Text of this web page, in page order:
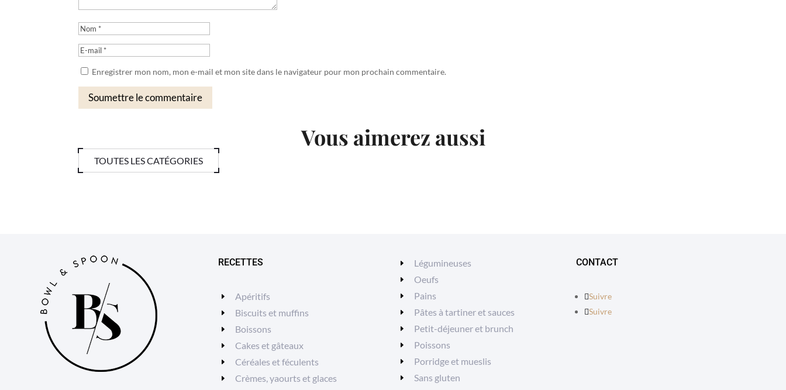
Enregistrer mon nom, mon e-mail et mon site dans le navigateur pour mon prochain commentaire.
Soumettre le commentaire
Vous aimerez aussi
TOUTES LES CATÉGORIES
RECETTES
Apéritifs
Biscuits et muffins
Boissons
Cakes et gâteaux
Céréales et féculents
Crèmes, yaourts et glaces
Légumineuses
Oeufs
Pains
Pâtes à tartiner et sauces
Petit-déjeuner et brunch
Poissons
Porridge et mueslis
Sans gluten
CONTACT
Suivre
Suivre